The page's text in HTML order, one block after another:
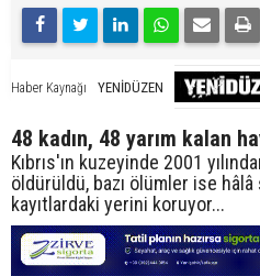
Haber Kaynağı YENİDÜZEN
48 kadın, 48 yarım kalan
Kıbrıs'ın kuzeyinde 2001
öldürüldü, bazı ölümler ise
kayıtlardaki yerini koruyor...